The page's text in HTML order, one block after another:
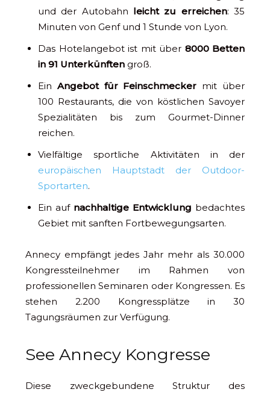
und der Autobahn leicht zu erreichen: 35
Minuten von Genf und 1 Stunde von Lyon.
Das Hotelangebot ist mit über 8000 Betten
in 91 Unterkünften groß.
Ein Angebot für Feinschmecker mit über
100 Restaurants, die von köstlichen Savoyer
Spezialitäten bis zum Gourmet-Dinner
reichen.
Vielfältige sportliche Aktivitäten in der
europäischen Hauptstadt der Outdoor-
Sportarten.
Ein aufnachhaltige Entwicklung bedachtes
Gebiet mit sanften Fortbewegungsarten.
Annecy empfängt jedes Jahr mehr als 30.000
Kongressteilnehmer im Rahmen von
professionellen Seminaren oder Kongressen. Es
stehen 2.200 Kongressplätze in 30
Tagungsräumen zur Verfügung.
See Annecy Kongresse
Diese zweckgebundene Struktur des